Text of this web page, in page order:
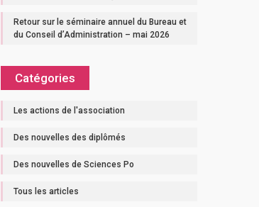
Retour sur le séminaire annuel du Bureau et
du Conseil d’Administration – mai 2026
Catégories
Les actions de l'association
Des nouvelles des diplômés
Des nouvelles de Sciences Po
Tous les articles